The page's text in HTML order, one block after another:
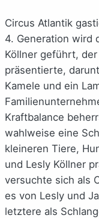
Circus Atlantik
4. Generation wird
Köllner geführt,
präsentierte,
Kamele und ein
Kraftbalance
wahlweise eine
kleineren Tiere,
und Lesly Köllner
versuchte sich als
es von Lesly und
letztere als